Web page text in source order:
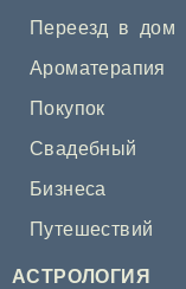
Переезд в дом
Ароматерапия
Покупок
Свадебный
Бизнеса
Путешествий
АСТРОЛОГИЯ